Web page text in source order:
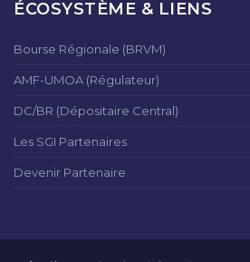
ÉCOSYSTÈME & LIENS
Bourse Régionale (BRVM)
AMF-UMOA (Régulateur)
DC/BR (Dépositaire Central)
Les SGI Partenaires
Devenir Partenaire